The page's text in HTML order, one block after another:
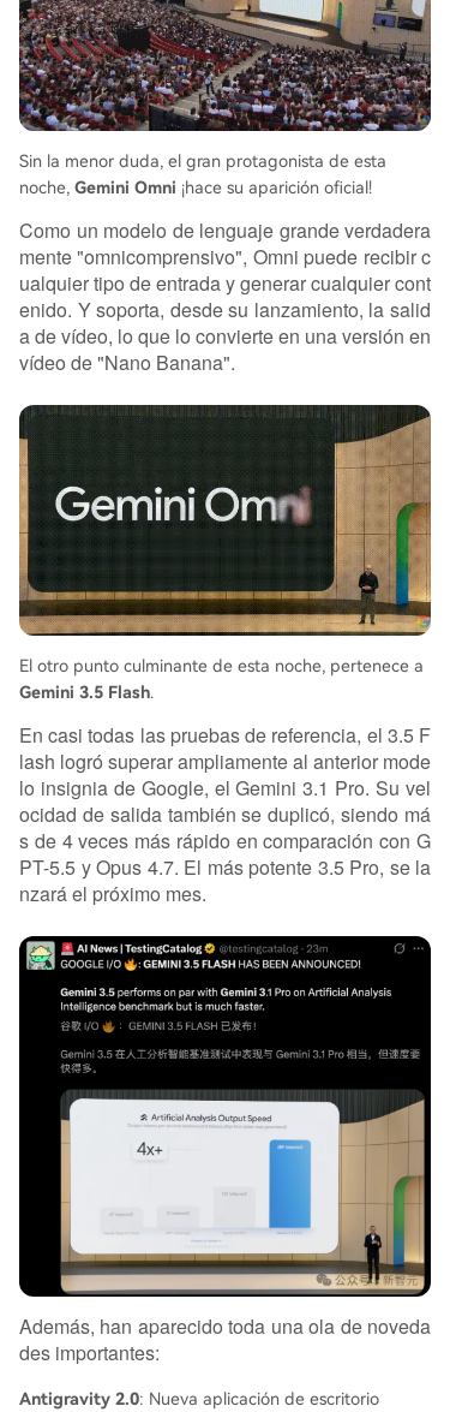
s de API. Finalmente, se anunció **Gemini Spark
**, un agente personal de IA que funciona 24/7
en la nube. Integrado con las herramientas de G
oogle (Gmail, Docs, Sheets), puede ejecutar tare
as complejas como organizar eventos, redactar
manera autónoma, incluso mediante comandos
de voz. Estará disponible en beta par...
Sin la menor duda, el gran protagonista de esta
noche, Gemini Omni ¡hace su aparición oficial!
Como un modelo de lenguaje grande verdadera
mente "omnicomprensivo", Omni puede recibir c
ualquier tipo de entrada y generar cualquier cont
enido. Y soporta, desde su lanzamiento, la salid
a de vídeo, lo que lo convierte en una versión en
vídeo de "Nano Banana".
El otro punto culminante de esta noche, pertenece a
Gemini 3.5 Flash.
En casi todas las pruebas de referencia, el 3.5 F
lash logró superar ampliamente al anterior mode
lo insignia de Google, el Gemini 3.1 Pro. Su vel
ocidad de salida también se duplicó, siendo má
s de 4 veces más rápido en comparación con G
PT-5.5 y Opus 4.7. El más potente 3.5 Pro, se la
nzará el próximo mes.
Además, han aparecido toda una ola de noveda
des importantes:
Antigravity 2.0: Nueva aplicación de escritorio